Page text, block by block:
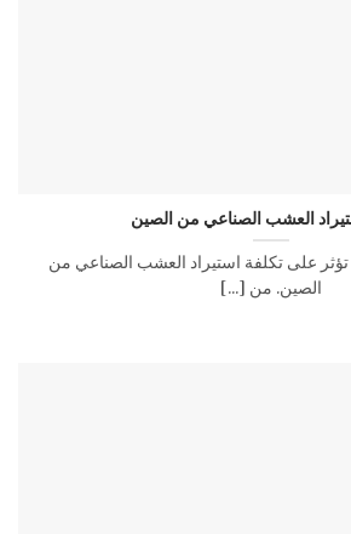
العشب الصناعي من الصين
على تكلفة استيراد العشب الصناعي من
الصين. من [...]